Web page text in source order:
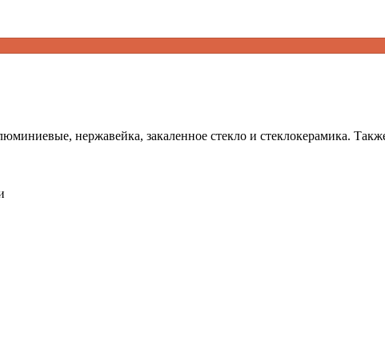
нержавейка, закаленное стекло и стеклокерамика.